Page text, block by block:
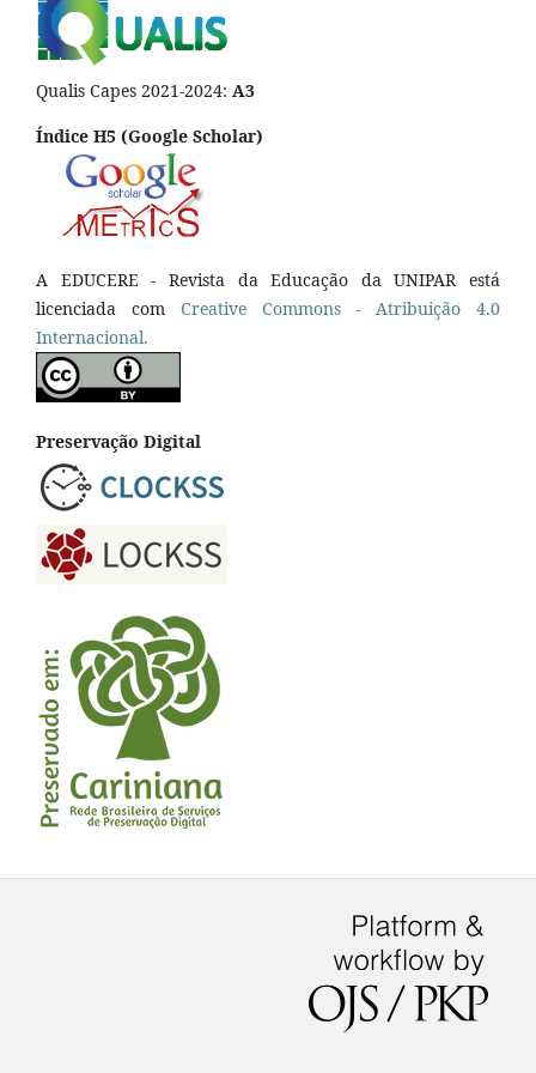
Qualis Capes 2021-2024: A3
Índice H5 (Google Scholar)
A EDUCERE - Revista da Educação da UNIPAR está
licenciada com CreativeCommons - Atribuição 4.0
Internacional.
Preservação Digital